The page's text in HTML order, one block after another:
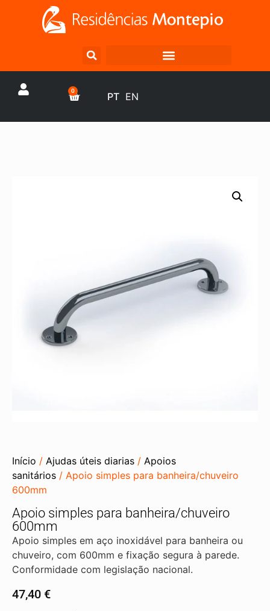
0 PT EN
Início / Ajudas úteis diarias / Apoios
sanitários / Apoio simples para banheira/chuveiro
600mm
Apoio simples para banheira/chuveiro
600mm
Apoio simples em aço inoxidável para banheira ou
chuveiro, com 600mm e fixação segura à parede.
Conformidade com legislação nacional.
47,40 €